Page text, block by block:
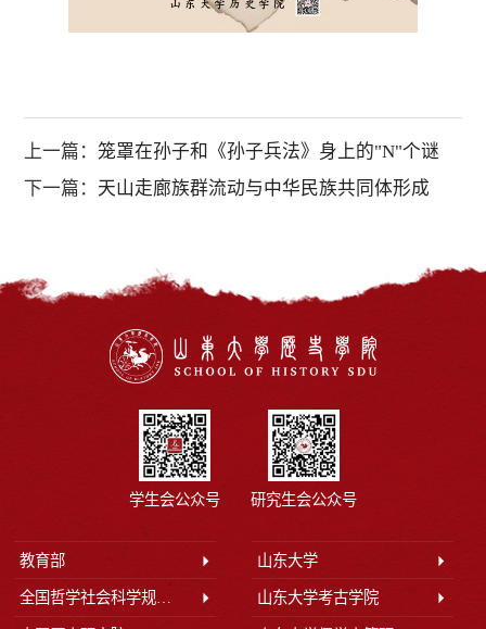
上一篇： 笼罩在孙子和《孙子兵法》身上的"N"个谜
下一篇： 天山走廊族群流动与中华民族共同体形成
学生会公众号 研究生会公众号
教育部 山东大学
全国哲学社会科学规划办公室 山东大学考古学院